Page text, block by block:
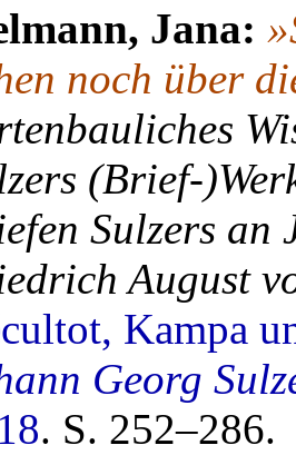
Jana:
noch über
(Brief-
Sulzers an
August
Kampa
Georg
. S. 252–286.